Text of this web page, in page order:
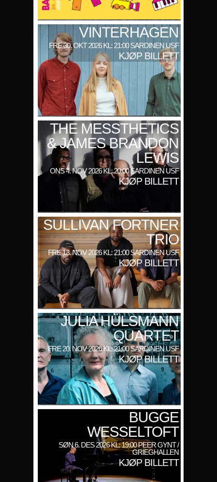
VINTERHAGEN
FRE 30. OKT 2026 KL: 21:00 SARDINEN USF
KJØP BILLETT
THE MESSTHETICS
& JAMES BRANDON
LEWIS
ONS 4. NOV 2026 KL: 20:00 SARDINEN USF
KJØP BILLETT
SULLIVAN FORTNER
TRIO
FRE 13. NOV 2026 KL: 21:00 SARDINEN USF
KJØP BILLETT
JULIA HÜLSMANN
QUARTET
FRE 20. NOV 2026 KL: 21:00 SARDINEN USF
KJØP BILLETT
BUGGE
WESSELTOFT
SØN 6. DES 2026 KL: 19:00 PEER GYNT /
GRIEGHALLEN
KJØP BILLETT